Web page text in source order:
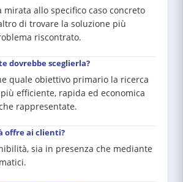
mirata allo specifico caso concreto
di trovare la soluzione più
riscontrato.
dovrebbe sceglierla?
quale obiettivo primario la ricerca
efficiente, rapida ed economica
rappresentate.
offre ai clienti?
sia in presenza che mediante